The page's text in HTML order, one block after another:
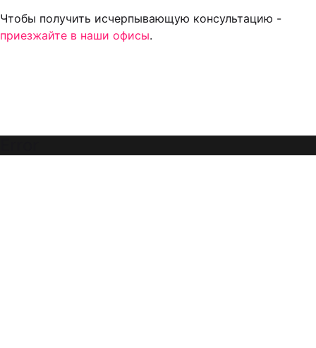
Чтобы получить исчерпывающую консультацию -
приезжайте в наши офисы.